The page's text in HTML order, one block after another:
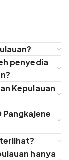
penyedia
Kepulauan
Pangkajene
hanya